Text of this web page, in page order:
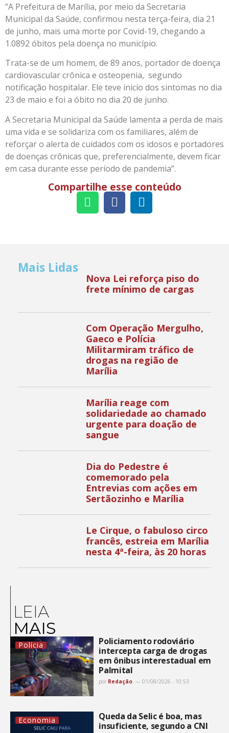
“A Prefeitura de Marília, por meio da Secretaria
Municipal da Saúde, confirmou nesta terça-feira, dia 21
de junho, mais uma morte por Covid-19, chegando a
1.0892 óbitos pela doença no município.
Trata-se de um homem, de 89 anos, portador de doença
cardiovascular crônica e osteopenia, segundo
notificação hospitalar. Ele teve inicio dos sintomas no dia
23 de maio e foi a óbito no dia 20 de junho.
A Secretaria Municipal da Saúde lamenta a perda de mais
uma vida e se solidariza com os familiares, além de
reforçar o alerta de cuidados com os idosos e portadores
de doenças crônicas que, preferencialmente, devem ficar
em casa durante esse período de pandemia”.
Compartilhe esse conteúdo
Mais Lidas
Nova Lei reforça piso do
frete mínimo de cargas
Com Operação Mergulho,
Gaeco e Polícia
Militarmiram tráfico de
drogas na região de
Marília
Marília reage com
solidariedade ao chamado
urgente para doação de
sangue
Dia do Pedestre é
comemorado pela
Entrevias com ações em
Sertãozinho e Marília
Le Cirque, o fabuloso circo
francês, estreia em Marília
nesta 4ª-feira, às 20 horas
LEIA
MAIS
Polícia
Policiamento rodoviário
intercepta carga de drogas
em ônibus interestadual em
Palmital
por Redação 01/08/2026 - 10:53
Economia
Queda da Selic é boa, mas
insuficiente, segundo a CNI